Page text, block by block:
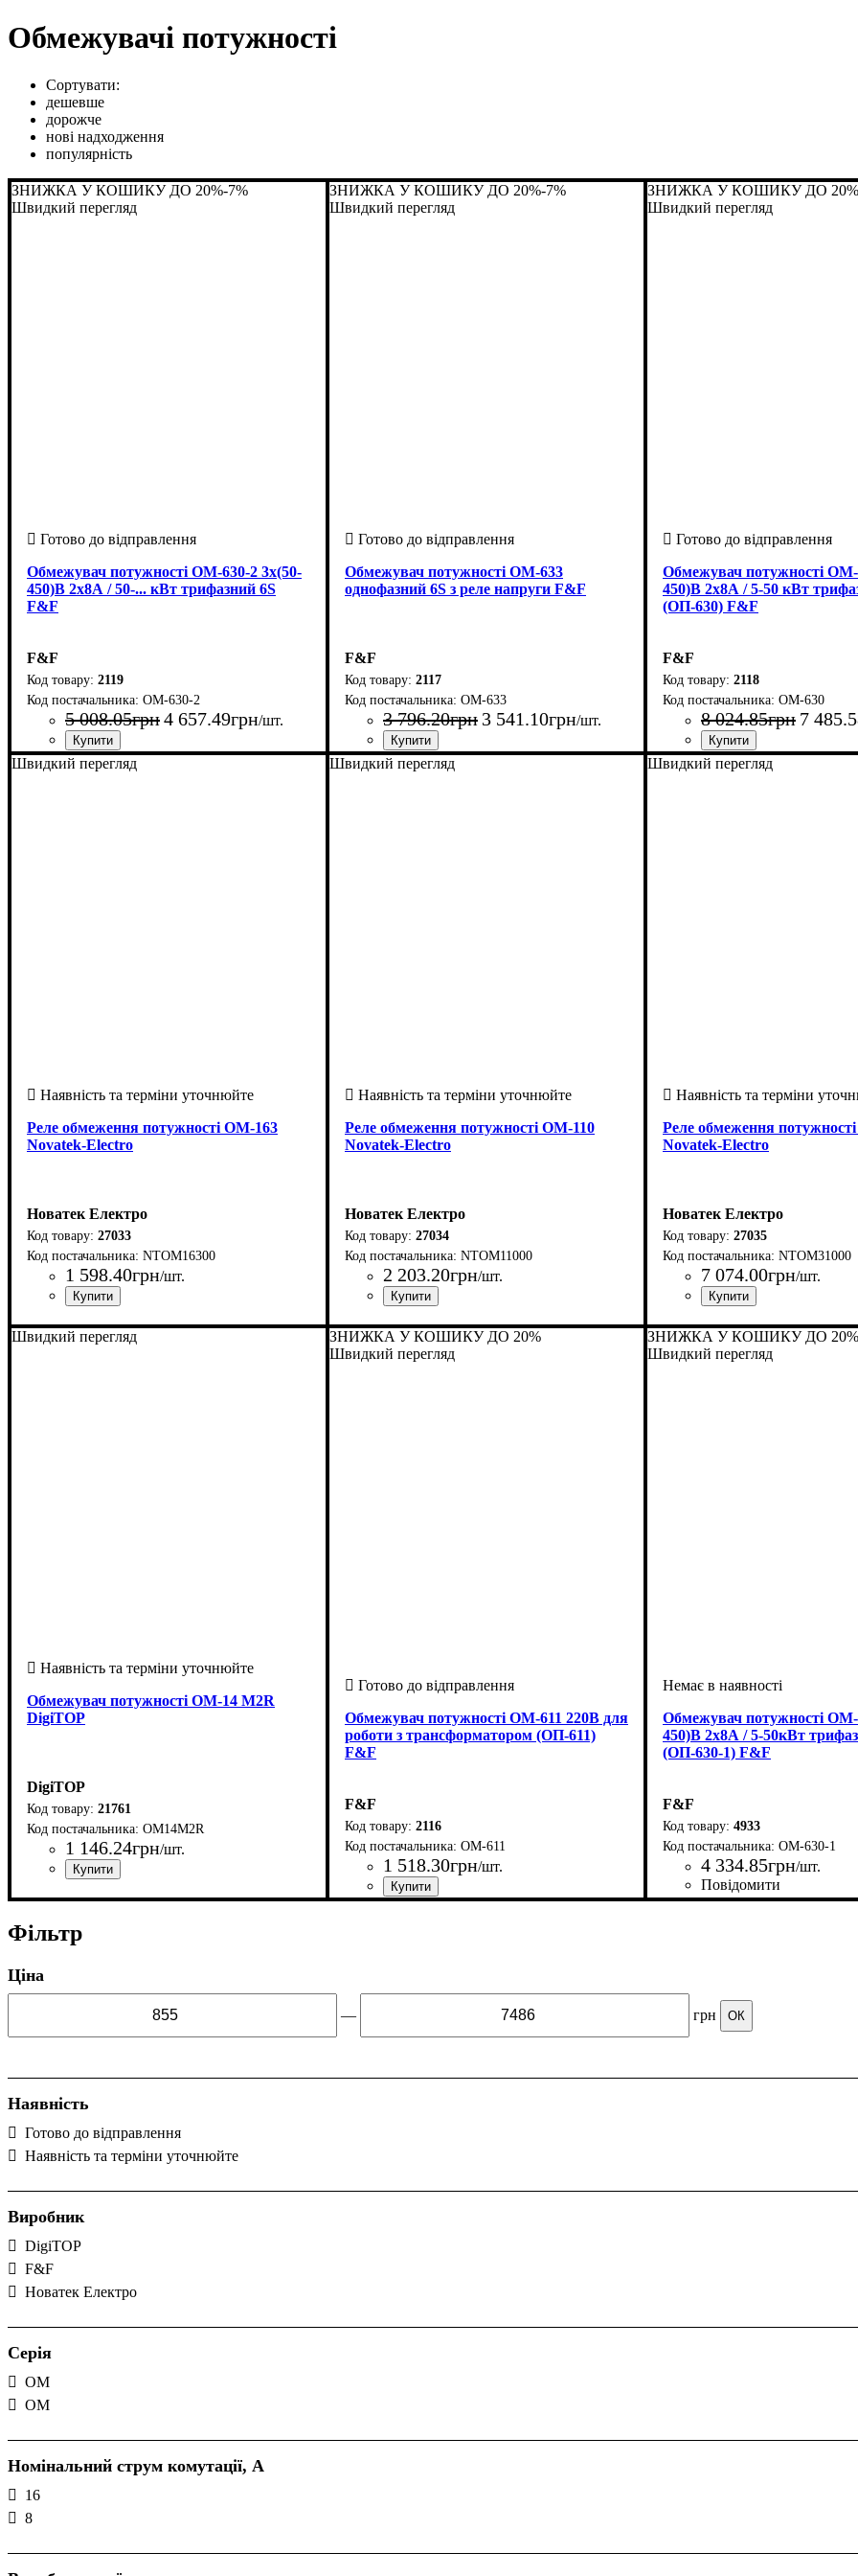
Обмежувачі потужності
Сортувати:
дешевше
дорожче
нові надходження
популярність
ЗНИЖКА У КОШИКУ ДО 20%-7%
Швидкий перегляд
Обмежувач потужності ОМ-630-2 3х(50-
450)В 2х8А / 50-... кВт трифазний 6S
F&F
F&F
2119
OM-630-2
5 008.05грн4 657.49грн/шт.
Країна-виробник: Польща
Серія: ОМ
Номінальний струм комутації, А: 16
ЗНИЖКА У КОШИКУ ДО 20%-7%
Швидкий перегляд
Обмежувач потужності ОМ-633
однофазний 6S з реле напруги F&F
F&F
2117
OM-633
3 796.20грн 3 541.10грн/шт.
Країна-виробник: Польща
Серія: ОМ
ЗНИЖКА У КОШИКУ ДО 20%
Швидкий перегляд
Обмежувач потужності ОМ-
450)В 2х8А / 5-50 кВт
(ОП-630) F&F
F&F
2118
OM-630
8 024.85грн 7 485.
Країна-виробник: Польща
Серія: ОМ
Номінальний струм
Швидкий перегляд
Реле обмеження потужності ОМ-163
Novatek-Electro
Новатек Електро
27033
NTOM16300
1 598.40грн/шт.
Швидкий перегляд
Реле обмеження потужності ОМ-110
Novatek-Electro
Новатек Електро
27034
NTOM11000
2 203.20грн/шт.
Швидкий перегляд
Реле обмеження
Novatek-Electro
Новатек Електро
27035
NTOM31000
7 074.00грн/шт.
Швидкий перегляд
Обмежувач потужності ОМ-14 M2R
DigiTOP
DigiTOP
21761
ОМ14M2R
1 146.24грн/шт.
ЗНИЖКА У КОШИКУ ДО 20%
Швидкий перегляд
Обмежувач потужності ОМ-611 220В для
роботи з трансформатором (ОП-611)
F&F
F&F
2116
OM-611
1 518.30грн/шт.
Країна-виробник: Польща
Серія: ОМ
Номінальний струм комутації, А: 8
ЗНИЖКА У КОШИКУ ДО 20%
Швидкий перегляд
Обмежувач потужності
450)B 2х8А / 5-50кВт
(ОП-630-1) F&F
F&F
4933
OM-630-1
4 334.85грн/шт.
Повідомити
Фільтр
Ціна
— грн ОК
Наявність
Готово до відправлення
Наявність та терміни уточнюйте
Виробник
DigiTOP
F&F
Новатек Електро
Серія
OM
ОМ
Номінальний струм комутації, А
16
8